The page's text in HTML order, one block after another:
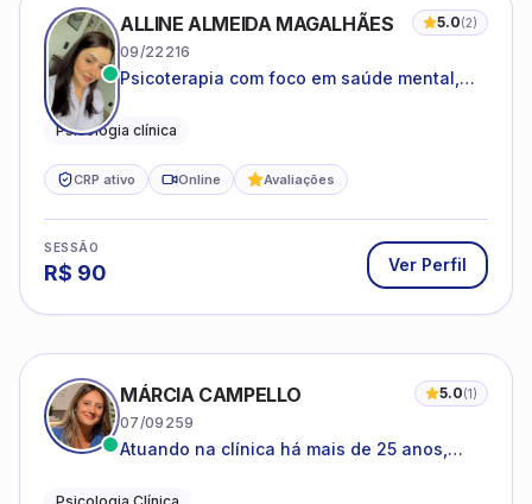
ALLINE ALMEIDA MAGALHÃES 5.0(2)
09/22216
Psicoterapia com foco em saúde mental,
adolescentes e adultos.
Psicologia clínica
CRP ativo Online Avaliações
SESSÃO
R$ 90 Ver Perfil
MÁRCIA CAMPELLO 5.0(1)
07/09259
Atuando na clínica há mais de 25 anos,
estruturas, com experiência em